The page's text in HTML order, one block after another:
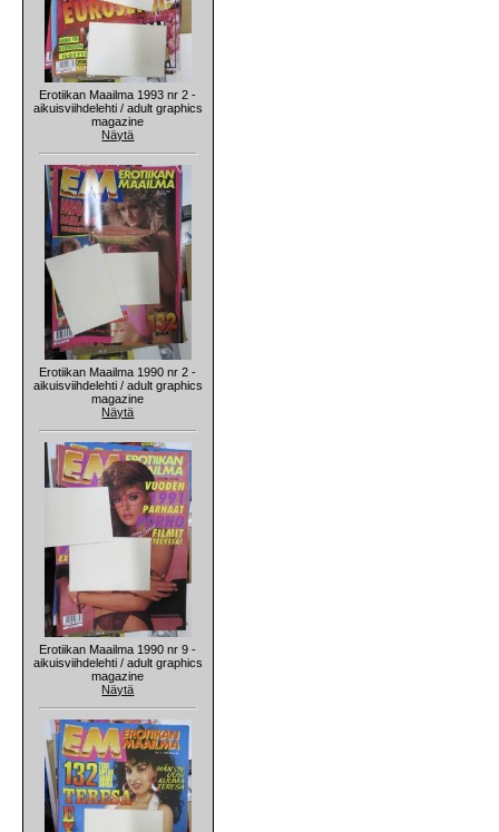
Erotiikan Maailma 1993 nr 2 -
aikuisviihdelehti / adult graphics
magazine
Näytä
Erotiikan Maailma 1990 nr 2 -
aikuisviihdelehti / adult graphics
magazine
Näytä
Erotiikan Maailma 1990 nr 9 -
aikuisviihdelehti / adult graphics
magazine
Näytä